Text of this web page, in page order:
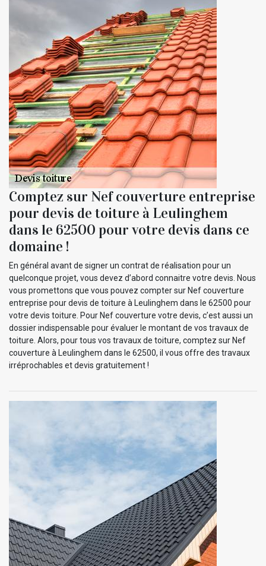
Comptez sur Nef couverture entreprise
pour devis de toiture à Leulinghem
dans le 62500 pour votre devis dans ce
domaine !
En général avant de signer un contrat de réalisation pour un
quelconque projet, vous devez d’abord connaitre votre devis. Nous
vous promettons que vous pouvez compter sur Nef couverture
entreprise pour devis de toiture à Leulinghem dans le 62500 pour
votre devis toiture. Pour Nef couverture votre devis, c’est aussi un
dossier indispensable pour évaluer le montant de vos travaux de
toiture. Alors, pour tous vos travaux de toiture, comptez sur Nef
couverture à Leulinghem dans le 62500, il vous offre des travaux
irréprochables et devis gratuitement !